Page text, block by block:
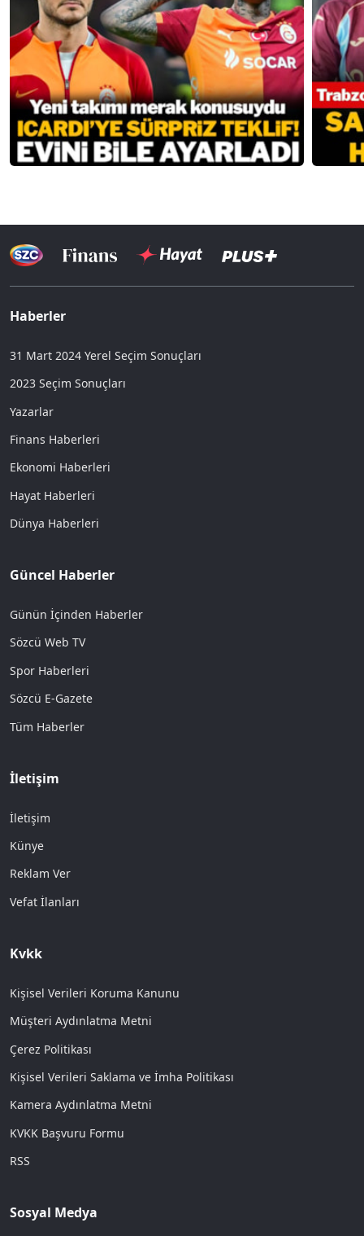
Haberler
31 Mart 2024 Yerel Seçim Sonuçları
2023 Seçim Sonuçları
Yazarlar
Finans Haberleri
Ekonomi Haberleri
Hayat Haberleri
Dünya Haberleri
Güncel Haberler
Günün İçinden Haberler
Sözcü Web TV
Spor Haberleri
Sözcü E-Gazete
Tüm Haberler
İletişim
İletişim
Künye
Reklam Ver
Vefat İlanları
Kvkk
Kişisel Verileri Koruma Kanunu
Müşteri Aydınlatma Metni
Çerez Politikası
Kişisel Verileri Saklama ve İmha Politikası
Kamera Aydınlatma Metni
KVKK Başvuru Formu
RSS
Sosyal Medya